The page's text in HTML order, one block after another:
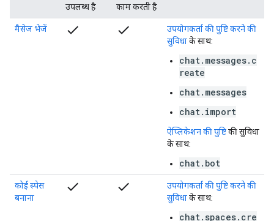
उपलब्ध है
काम करती है
मैसेज भेजें check check
उपयोगकर्ता की पुष्टि करने की
सुविधाके साथ:
chat.messages.c
reate
chat.messages
chat.import
ऐप्लिकेशन की पुष्टिकी सुविधा
के साथ:
chat.bot
कोई स्पेस
बनाना
check check
उपयोगकर्ता की पुष्टि करने की
सुविधाके साथ:
chat.spaces.cre